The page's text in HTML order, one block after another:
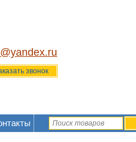
звонок